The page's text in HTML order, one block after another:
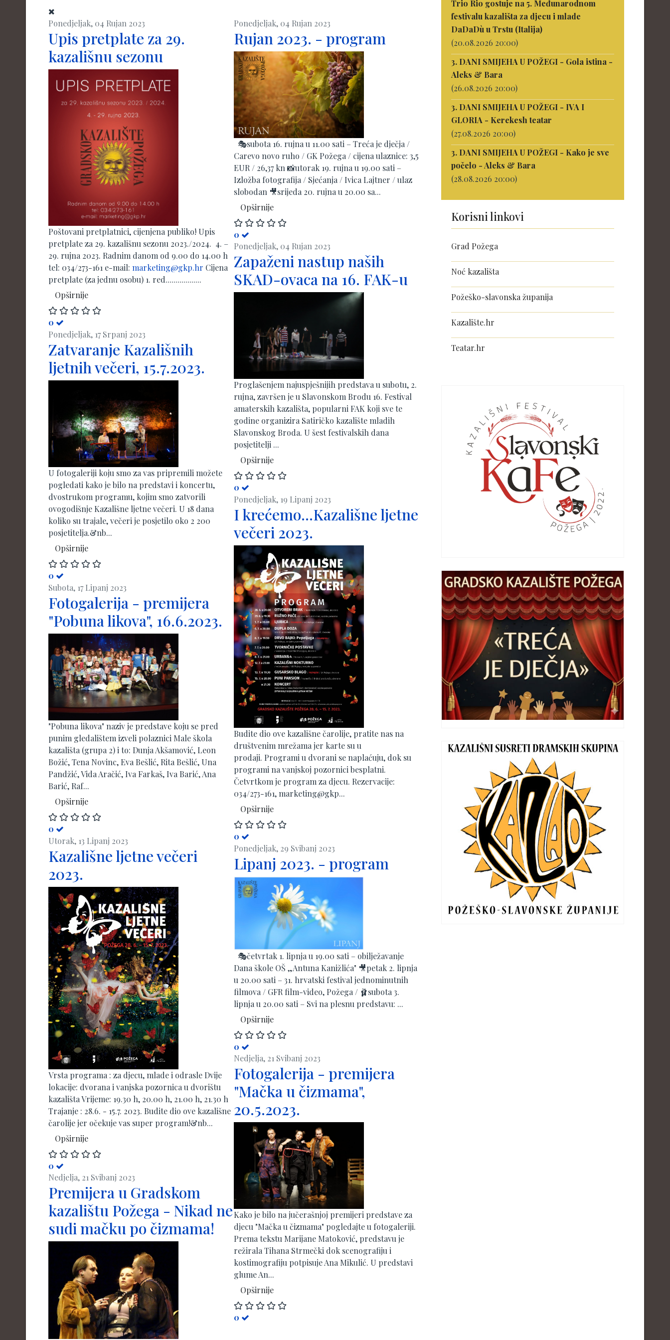
Ponedjeljak, 04 Rujan 2023
Upis pretplate za 29.
kazališnu sezonu
Poštovani pretplatnici, cijenjena publiko! Upis
pretplate za 29. kazališnu sezonu 2023./2024. 4. –
29. rujna 2023. Radnim danom od 9.00 do 14.00 h
tel: 034/273-161 e-mail: marketing@gkp.hr Cijena
pretplate (za jednu osobu) 1. red..................
Opširnije
0
Ponedjeljak, 04 Rujan 2023
Rujan 2023. - program
🎭subota 16. rujna u 11.00 sati – Treća je dječja /
Carevo novo ruho / GK Požega / cijena ulaznice: 3,5
EUR / 26,37 kn 📸utorak 19. rujna u 19.00 sati –
Izložba fotografija / Sjećanja / Ivica Lajtner / ulaz
slobodan 🎥srijeda 20. rujna u 20.00 sa...
Opširnije
0
Ponedjeljak, 04 Rujan 2023
Zapaženi nastup naših
SKAD-ovaca na 16. FAK-u
Proglašenjem najuspješnijih predstava u subotu, 2.
rujna, završen je u Slavonskom Brodu 16. Festival
amaterskih kazališta, popularni FAK koji sve te
godine organizira Satiričko kazalište mladih
Slavonskog Broda. U šest festivalskih dana
posjetitelji ...
Opširnije
0
Ponedjeljak, 17 Srpanj 2023
Zatvaranje Kazališnih
ljetnih večeri, 15.7.2023.
U fotogaleriji koju smo za vas pripremili možete
pogledati kako je bilo na predstavi i koncertu,
dvostrukom programu, kojim smo zatvorili
ovogodišnje Kazališne ljetne večeri. U 18 dana
koliko su trajale, večeri je posjetilo oko 2 200
posjetitelja.&nb...
Opširnije
0
Ponedjeljak, 19 Lipanj 2023
I krećemo...Kazališne ljetne
večeri 2023.
Budite dio ove kazališne čarolije, pratite nas na
društvenim mrežama jer karte su u
prodaji. Programi u dvorani se naplaćuju, dok su
programi na vanjskoj pozornici besplatni.
Četvrtkom je program za djecu. Rezervacije:
034/273-161, marketing@gkp...
Opširnije
0
Subota, 17 Lipanj 2023
Fotogalerija - premijera
"Pobuna likova", 16.6.2023.
"Pobuna likova" naziv je predstave koju se pred
punim gledalištem izveli polaznici Male škola
kazališta (grupa 2) i to: Dunja Akšamović, Leon
Božić, Tena Novinc, Eva Bešlić, Rita Bešlić, Una
Pandžić, Vida Aračić, Iva Farkaš, Iva Barić, Ana
Barić, Raf...
Opširnije
0
Utorak, 13 Lipanj 2023
Kazališne ljetne večeri
2023.
Vrsta programa : za djecu, mlade i odrasle Dvije
lokacije: dvorana i vanjska pozornica u dvorištu
kazališta Vrijeme: 19.30 h, 20.00 h, 21.00 h, 21.30 h
Trajanje : 28.6. - 15.7. 2023. Budite dio ove kazališne
čarolije jer očekuje vas super program!&nb...
Opširnije
0
Ponedjeljak, 29 Svibanj 2023
Lipanj 2023. - program
🎭četvrtak 1. lipnja u 19.00 sati – obilježavanje
Dana škole OŠ „Antuna Kanižlića" 🎥petak 2. lipnja
u 20.00 sati – 31. hrvatski festival jednominutnih
filmova / GFR film-video, Požega / 🩰subota 3.
lipnja u 20.00 sati – Svi na plesnu predstavu: ...
Opširnije
0
Nedjelja, 21 Svibanj 2023
Fotogalerija - premijera
"Mačka u čizmama",
20.5.2023.
Kako je bilo na jučerašnjoj premijeri predstave za
djecu "Mačka u čizmama" pogledajte u fotogaleriji.
Prema tekstu Marijane Matoković, predstavu je
režirala Tihana Strmečki dok scenografiju i
kostimografiju potpisuje Ana Mikulić. U predstavi
glume An...
Opširnije
0
Nedjelja, 21 Svibanj 2023
Premijera u Gradskom
kazalištu Požega - Nikad ne
sudi mačku po čizmama!
Trio Rio gostuje na 5. Međunarodnom
festivalu kazališta za djecu i mlade
DaDaDù u Trstu (Italija)
(20.08.2026 20:00)
3. DANI SMIJEHA U POŽEGI - Gola istina -
Aleks & Bara
(26.08.2026 20:00)
3. DANI SMIJEHA U POŽEGI - IVA I
GLORIA - Kerekesh teatar
(27.08.2026 20:00)
3. DANI SMIJEHA U POŽEGI - Kako je sve
počelo - Aleks & Bara
(28.08.2026 20:00)
Korisni linkovi
Grad Požega
Noć kazališta
Požeško-slavonska županija
Kazalište.hr
Teatar.hr